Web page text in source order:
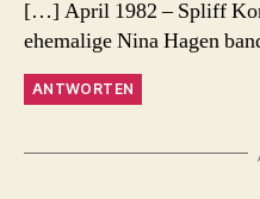
[…] April 1982 – Spliff
ehemalige Nina Hagen
ANTWORTEN